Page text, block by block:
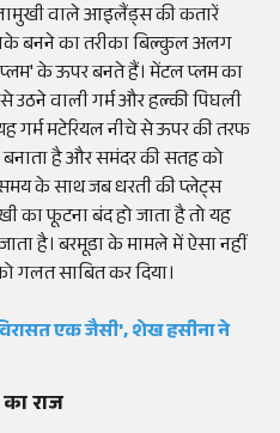
वाले आइलैंड्स की कतारें
बनने का तरीका बिल्कुल अलग
के ऊपर बनते हैं। मेंटल प्लम का
उठने वाली गर्म और हल्की पिघली
गर्म मटेरियल नीचे से ऊपर की तरफ
बनाता है और समंदर की सतह को
के साथ जब धरती की प्लेट्स
फूटना बंद हो जाता है तो यह
है। बरमूडा के मामले में ऐसा नहीं
गलत साबित कर दिया।
एक जैसी', शेख हसीना ने
राज